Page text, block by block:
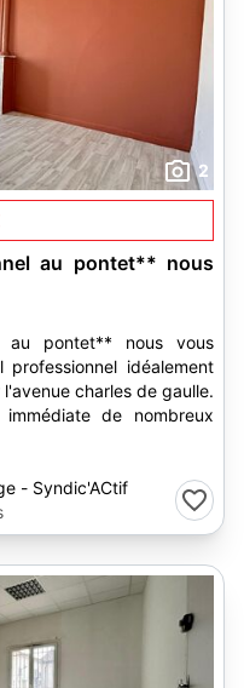
2
au pontet** nous
au pontet** nous vous
idéalement
charles de gaulle.
de nombreux
- Syndic'ACtif